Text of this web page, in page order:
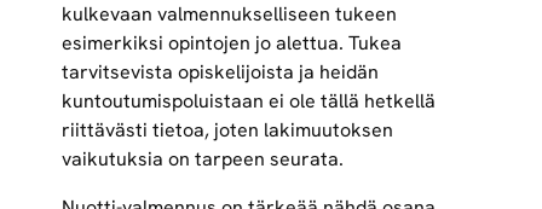
kulkevaan valmennukselliseen tukeen
esimerkiksi opintojen jo alettua. Tukea
tarvitsevista opiskelijoista ja heidän
kuntoutumispoluistaan ei ole tällä hetkellä
riittävästi tietoa, joten lakimuutoksen
vaikutuksia on tarpeen seurata.